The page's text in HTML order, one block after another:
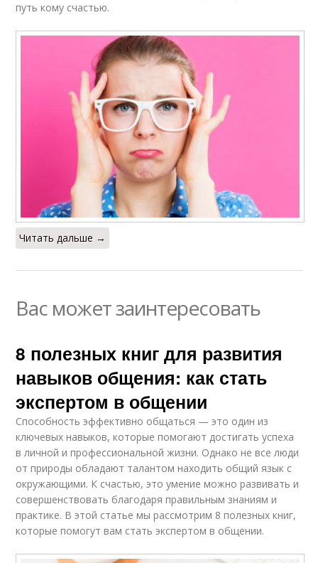
путь кому счастью.
Читать дальше →
Вас может заинтересовать
8 полезных книг для развития
навыков общения: как стать
экспертом в общении
Способность эффективно общаться — это один из
ключевых навыков, которые помогают достигать успеха
в личной и профессиональной жизни. Однако не все люди
от природы обладают талантом находить общий язык с
окружающими. К счастью, это умение можно развивать и
совершенствовать благодаря правильным знаниям и
практике. В этой статье мы рассмотрим 8 полезных книг,
которые помогут вам стать экспертом в общении.